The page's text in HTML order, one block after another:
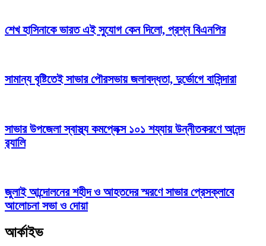
শেখ হাসিনাকে ভারত এই সুযোগ কেন দিলো, প্রশ্ন বিএনপির
সামান্য বৃষ্টিতেই সাভার পৌরসভায় জলাবদ্ধতা, দুর্ভোগে বাসিন্দারা
সাভার উপজেলা স্বাস্থ্য কমপ্লেক্স ১০১ শয্যায় উন্নীতকরণে আনন্দ
র‍্যালি
জুলাই আন্দোলনের শহীদ ও আহতদের স্মরণে সাভার প্রেসক্লাবে
আলোচনা সভা ও দোয়া
আর্কাইভ